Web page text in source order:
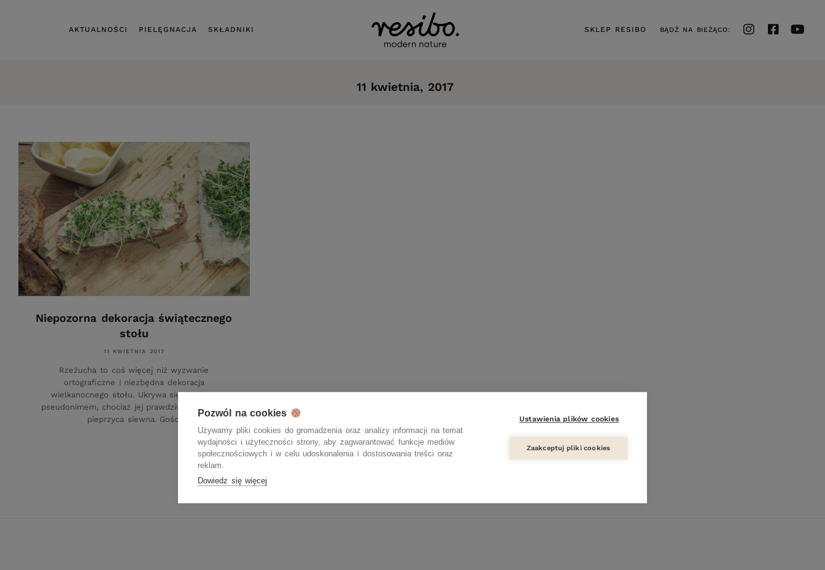
AKTUALNOŚCI PIELĘGNACJA SKŁADNIKI SKLEP RESIBO BĄDŹ NA BIEŻĄCO:
11 kwietnia, 2017
Niepozorna dekoracja świątecznego
stołu
11 KWIETNIA 2017
Rzeżucha to coś więcej niż wyzwanie
ortograficzne i niezbędna dekoracja
wielkanocnego stołu. Ukrywa się pod tym
pseudonimem, chociaż jej prawdziwa nazwa to
pieprzyca siewna. Gości
Pozwól na cookies
Używamy pliki cookies do gromadzenia oraz analizy informacji na temat
wydajności i użyteczności strony, aby zagwarantować funkcje mediów
społecznościowych i w celu udoskonalenia i dostosowania treści oraz
reklam.
Dowiedz się więcej
Ustawienia plików cookies
Zaakceptuj pliki cookies